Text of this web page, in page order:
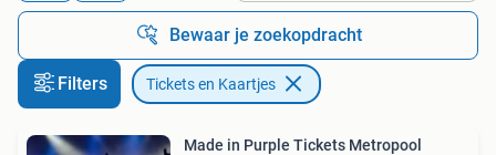
Bewaar je zoekopdracht
Filters Tickets en Kaartjes
Made in Purple Tickets Metropool